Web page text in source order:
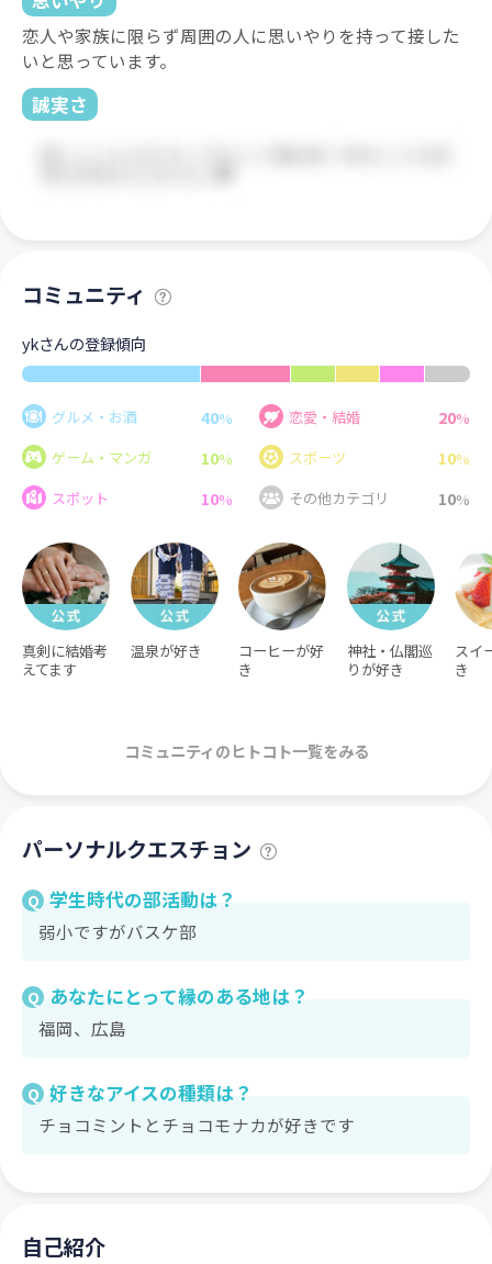
恋人や家族に限らず周囲の人に思いやりを持って接した
いと思っています。
誠実さ
コミュニティ
ykさんの登録傾向
グルメ・お酒 40% 恋愛・結婚 20%
ゲーム・マンガ
10% スポーツ 10%
スポット
10% その他カテゴリ 10%
真剣に結婚考
えてます
温泉が好き
コーヒーが好
き
神社・仏閣巡
りが好き
スイ
き
コミュニティのヒトコト一覧をみる
パーソナルクエスチョン
Q 学生時代の部活動は？
弱小ですがバスケ部
Q あなたにとって縁のある地は？
福岡、広島
Q 好きなアイスの種類は？
チョコミントとチョコモナカが好きです
自己紹介